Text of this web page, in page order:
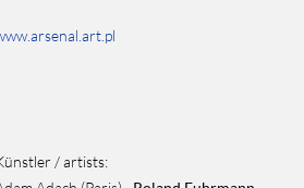
/ artists: